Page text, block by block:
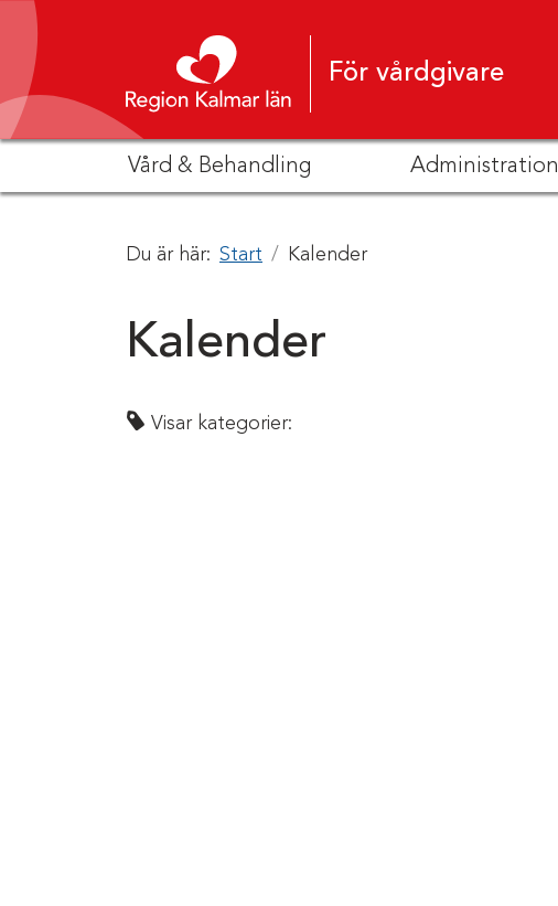
Hoppa till innehåll
För vårdgivare
Vård & Behandling Administration
Du är här: Start Kalender
Kalender
Visar kategorier: